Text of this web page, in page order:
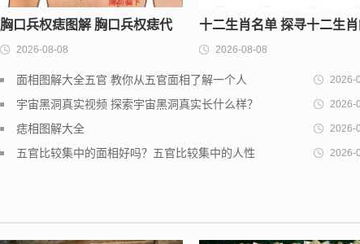
胸口兵权痣图解 胸口兵权痣代
表什么
2026-08-08
十二生肖名单 探寻十二生
象征意义
2026-08-08
2026-
面相图解大全五官 教你从五官面相了解一个人
2026-
宇宙黑洞真实视频 探索宇宙黑洞真实长什么样？
2026-
痣相图解大全
2026-
五官比较集中的面相好吗？五官比较集中的人性